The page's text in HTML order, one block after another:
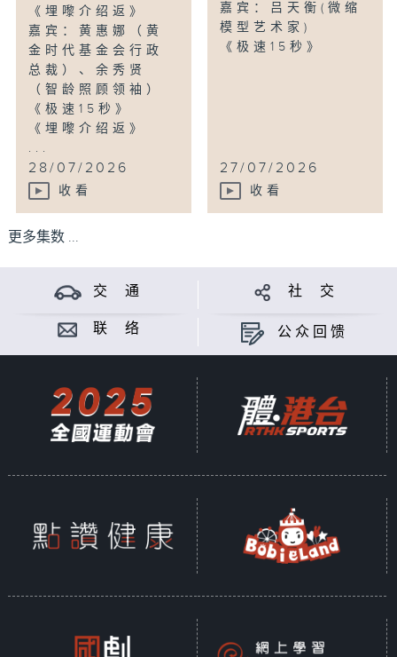
《埋嚟介绍返》
嘉宾：黄惠娜（黄
金时代基金会行政
总裁）、余秀贤
（智龄照顾领袖）
《极速15秒》
《埋嚟介绍返》
...
28/07/2026
收看
嘉宾：吕天衡(微缩
模型艺术家)
《极速15秒》
27/07/2026
收看
更多集数 ...
交 通 社 交
联 络 公众回馈